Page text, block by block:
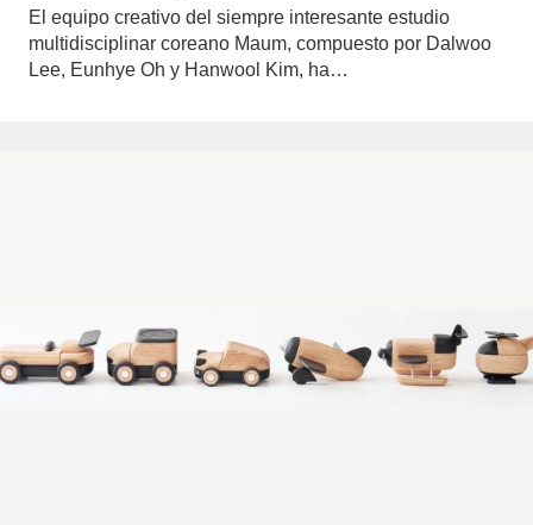
El equipo creativo del siempre interesante estudio
multidisciplinar coreano Maum, compuesto por Dalwoo
Lee, Eunhye Oh y Hanwool Kim, ha…